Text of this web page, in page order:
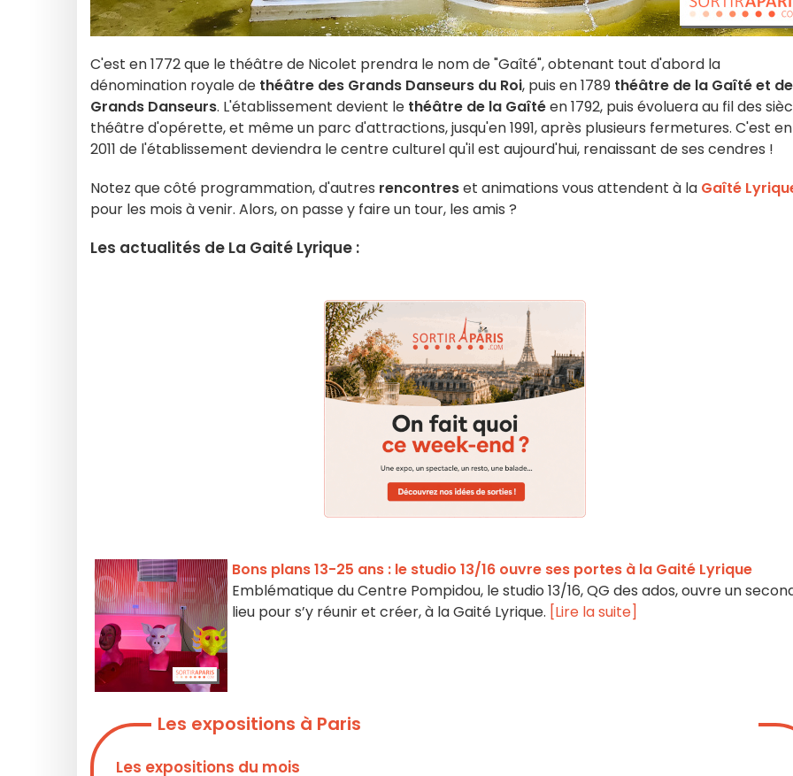
C'est en 1772 que le théâtre de Nicolet prendra le nom de "Gaîté", obtenant tout d'abord la
dénomination royale de théâtre des Grands Danseurs du Roi, puis en 1789 théâtre de la Gaîté et
Grands Danseurs. L'établissement devient le théâtre de la Gaîtéen 1792, puis évoluera au fil des
théâtre d'opérette, et même un parc d'attractions, jusqu'en 1991, après plusieurs fermetures. C'est en
2011 de l'établissement deviendra le centre culturel qu'il est aujourd'hui, renaissant de ses cendres !
Notez que côté programmation, d'autres rencontreset animations vous attendent à la Gaîté
pour les mois à venir. Alors, on passe y faire un tour, les amis ?
Les actualités de La Gaité Lyrique :
Bons plans 13-25 ans : le studio 13/16 ouvre ses portes à la Gaité Lyrique
Emblématique du Centre Pompidou, le studio 13/16, QG des ados, ouvre un
lieu pour s’y réunir et créer, à la Gaité Lyrique. [Lire la suite]
Les expositions à Paris
Les expositions du mois